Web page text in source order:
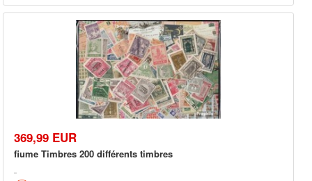
369,99 EUR
fiume Timbres 200 différents timbres